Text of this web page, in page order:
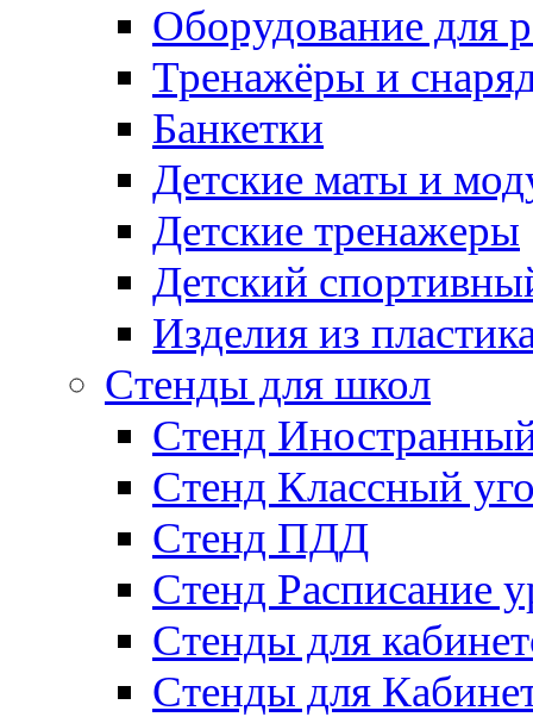
Оборудование для
Тренажёры и
Банкетки
Детские маты и
Детские тренажеры
Детский
Изделия из
Стенды для школ
Стенд
Стенд Классный
Стенд ПДД
Стенд Расписание
Стенды для
Стенды для